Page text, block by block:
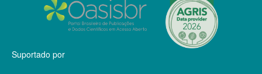
Suportado por